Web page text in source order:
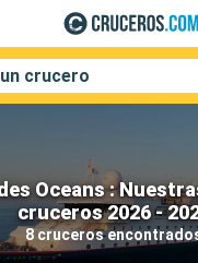
Oceans :
cruceros 2026 -
8 cruceros
crucero